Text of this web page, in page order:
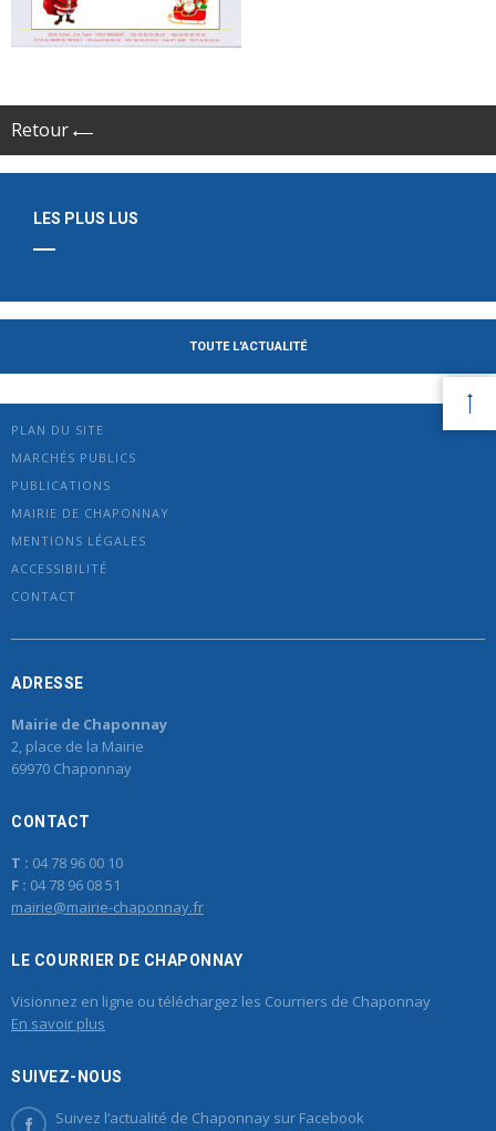
Retour
LES PLUS LUS
TOUTE L'ACTUALITÉ
PLAN DU SITE
MARCHÉS PUBLICS
PUBLICATIONS
MAIRIE DE CHAPONNAY
MENTIONS LÉGALES
ACCESSIBILITÉ
CONTACT
ADRESSE
Mairie de Chaponnay
2, place de la Mairie
69970 Chaponnay
CONTACT
T : 04 78 96 00 10
F : 04 78 96 08 51
mairie@mairie-chaponnay.fr
LE COURRIER DE CHAPONNAY
Visionnez en ligne ou téléchargez les Courriers de Chaponnay
En savoir plus
SUIVEZ-NOUS
Suivez l’actualité de Chaponnay sur Facebook